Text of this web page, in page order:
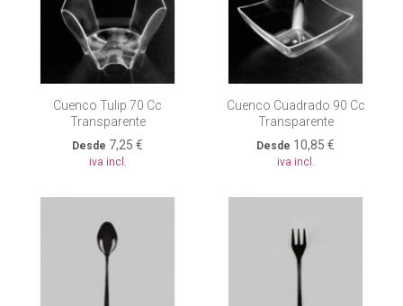
Cuenco Tulip 70 Cc
Transparente
Desde 7,25 €
iva incl.
Cuenco Cuadrado 90 Cc
Transparente
Desde 10,85 €
iva incl.